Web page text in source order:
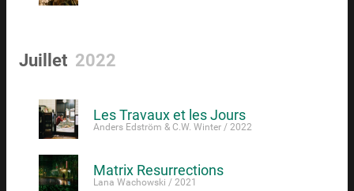
Juillet 2022
Les Travaux et les Jours
Anders Edström & C.W. Winter / 2022
Matrix Resurrections
Lana Wachowski / 2021